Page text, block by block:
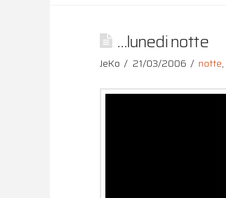
…lunedi notte
JeKo 21/03/2006 notte,